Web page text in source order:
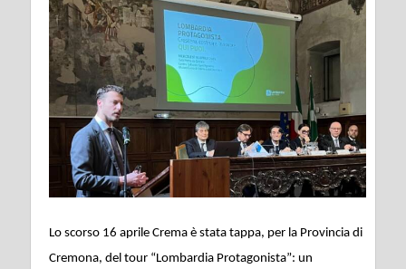
Lo scorso 16 aprile Crema è stata tappa, per la Provincia di
Cremona, del tour “Lombardia Protagonista”: un